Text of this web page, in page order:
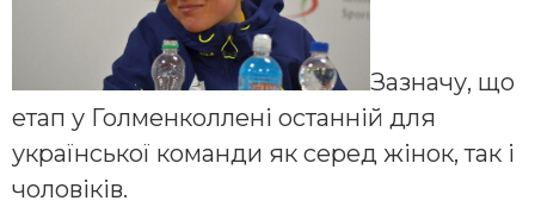
Зазначу, що
етап у Голменколлені останній для
української команди як серед жінок, так і
чоловіків.